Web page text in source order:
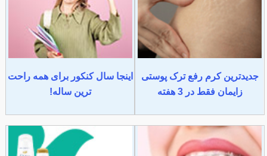
جدیدترین کرم رفع ترک پوستی
زایمان فقط در 3 هفته
اینجا سال کنکور برای همه راحت
ترین ساله!